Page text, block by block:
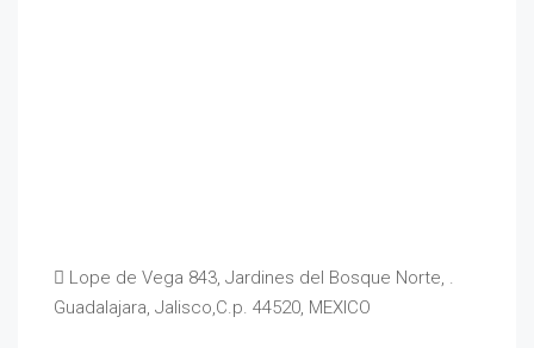
Lope de Vega 843, Jardines del Bosque Norte, .
Guadalajara, Jalisco,C.p. 44520, MEXICO